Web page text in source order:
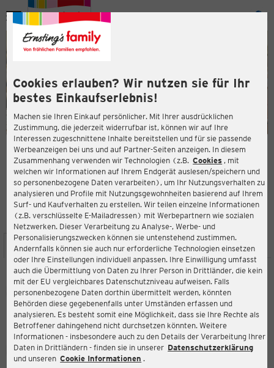
Cookies erlauben? Wir nutzen sie für Ihr
bestes Einkaufserlebnis!
Machen sie Ihren Einkauf persönlicher. Mit Ihrer ausdrücklichen
Zustimmung, die jederzeit widerrufbar ist, können wir auf Ihre
Interessen zugeschnittene Inhalte bereitstellen und für sie passende
Werbeanzeigen bei uns und auf Partner-Seiten anzeigen. In diesem
Zusammenhang verwenden wir Technologien (z.B. Cookies , mit
welchen wir Informationen auf Ihrem Endgerät auslesen/speichern und
so personenbezogene Daten verarbeiten), um Ihr Nutzungsverhalten zu
analysieren und Profile mit Nutzungsgewohnheiten basierend auf Ihrem
Surf- und Kaufverhalten zu erstellen. Wir teilen einzelne Informationen
(z.B. verschlüsselte E-Mailadressen) mit Werbepartnern wie sozialen
Netzwerken. Dieser Verarbeitung zu Analyse-, Werbe- und
Personalisierungszwecken können sie untenstehend zustimmen.
Andernfalls können sie auch nur erforderliche Technologien einsetzen
oder Ihre Einstellungen individuell anpassen. Ihre Einwilligung umfasst
auch die Übermittlung von Daten zu Ihrer Person in Drittländer, die kein
mit der EU vergleichbares Datenschutzniveau aufweisen. Falls
personenbezogene Daten dorthin übermittelt werden, könnten
Behörden diese gegebenenfalls unter Umständen erfassen und
analysieren. Es besteht somit eine Möglichkeit, dass sie Ihre Rechte als
Betroffener dahingehend nicht durchsetzen könnten. Weitere
Informationen - insbesondere auch zu den Details der Verarbeitung Ihrer
Daten in Drittländern - finden sie in unserer Datenschutzerklärung
und unseren Cookie Informationen .
Menü
ERNSTING'S FAMILY FILIALE
Am Wall 31
35423 Lich
4,1
Bewertung:
STANDORT SERVICES SORTIMENT AKTIONEN
Ernsting's family
Am Wall 31, 35423 Lich
Aktuell:
Geschlossen